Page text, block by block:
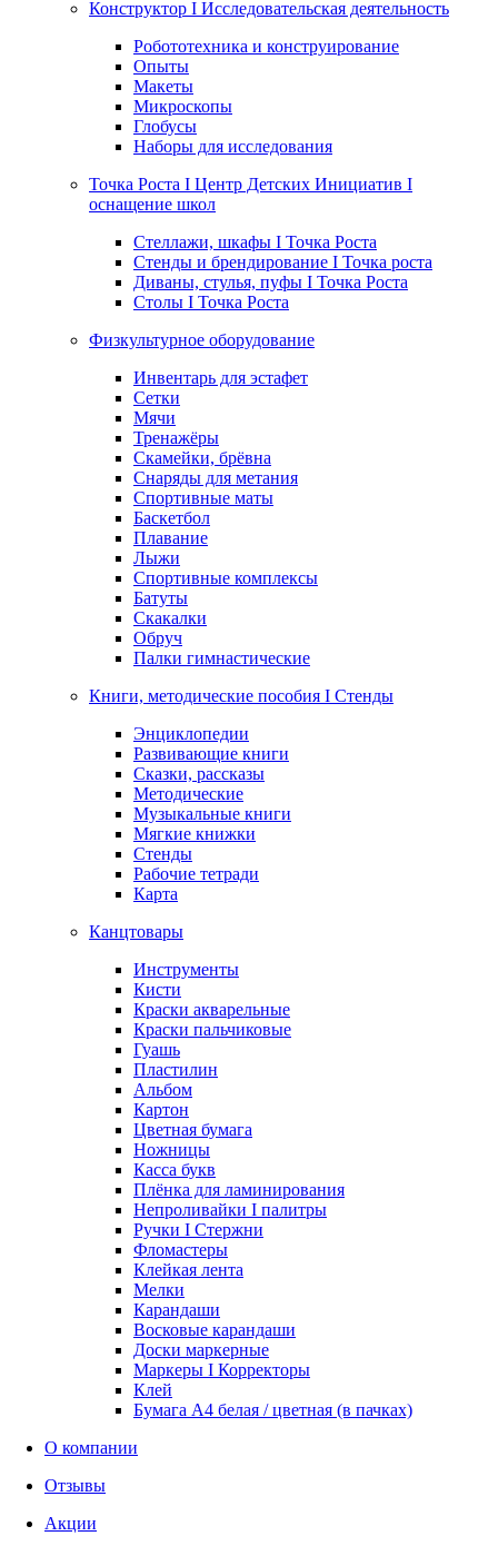
Конструктор I Исследовательская деятельность
Робототехника и конструирование
Опыты
Макеты
Микроскопы
Глобусы
Наборы для исследования
Точка Роста I Центр Детских Инициатив I
оснащение школ
Стеллажи, шкафы I Точка Роста
Стенды и брендирование I Точка роста
Диваны, стулья, пуфы I Точка Роста
Столы I Точка Роста
Физкультурное оборудование
Инвентарь для эстафет
Сетки
Мячи
Тренажёры
Скамейки, брёвна
Снаряды для метания
Спортивные маты
Баскетбол
Плавание
Лыжи
Спортивные комплексы
Батуты
Скакалки
Обруч
Палки гимнастические
Книги, методические пособия I Стенды
Энциклопедии
Развивающие книги
Сказки, рассказы
Методические
Музыкальные книги
Мягкие книжки
Стенды
Рабочие тетради
Карта
Канцтовары
Инструменты
Кисти
Краски акварельные
Краски пальчиковые
Гуашь
Пластилин
Альбом
Картон
Цветная бумага
Ножницы
Касса букв
Плёнка для ламинирования
Непроливайки I палитры
Ручки I Стержни
Фломастеры
Клейкая лента
Мелки
Карандаши
Восковые карандаши
Доски маркерные
Маркеры I Корректоры
Клей
Бумага А4 белая / цветная (в пачках)
О компании
Отзывы
Акции